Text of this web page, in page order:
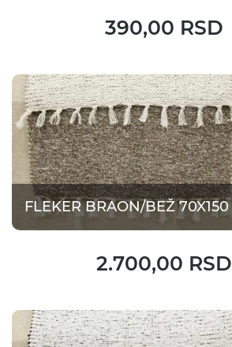
390,00 RSD
FLEKER BRAON/BEŽ 70X150
2.700,00 RSD